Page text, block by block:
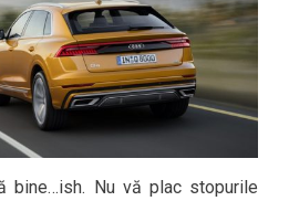
bine…ish. Nu vă plac stopurile